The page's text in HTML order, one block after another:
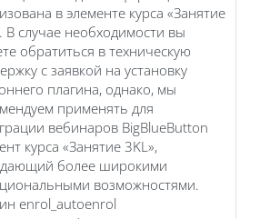
в элементе курса «Занятие
В случае необходимости вы
обратиться в техническую
с заявкой на установку
плагина, однако, мы
применять для
вебинаров BigBlueButton
курса «Занятие 3KL»,
более широкими
возможностями.
enrol_autoenrol